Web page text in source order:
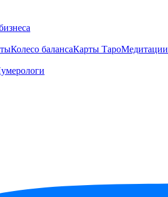
Колесо балансаКарты ТароМедитации